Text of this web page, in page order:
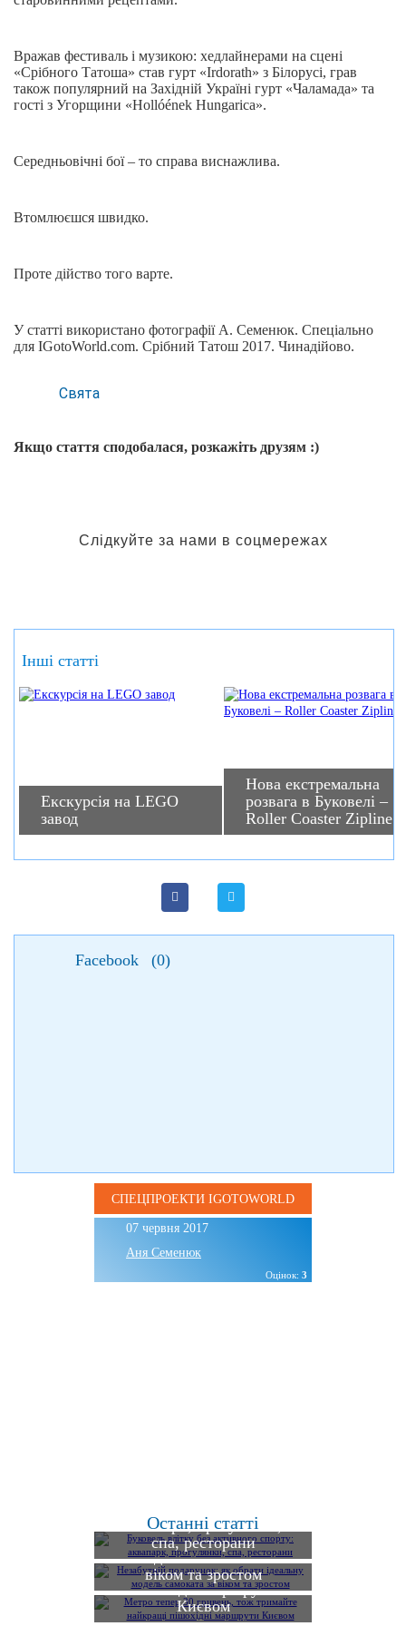
Вражав фестиваль і музикою: хедлайнерами на сцені
«Срібного Татоша» став гурт «Irdorath» з Білорусі, грав
також популярний на Західній Україні гурт «Чаламада» та
гості з Угорщини «Hollóének Hungarica».
Середньовічні бої – то справа виснажлива.
Втомлюєшся швидко.
Проте дійство того варте.
У статті використано фотографії А. Семенюк. Спеціально
для IGotoWorld.com. Срібний Татош 2017. Чинадійово.
Свята
Якщо стаття сподобалася, розкажіть друзям :)
Слідкуйте за нами в соцмережах
Інші статті
Екскурсія на LEGO
завод
Нова екстремальна
розвага в Буковелі –
Roller Coaster Zipline
Facebook (0)
СПЕЦПРОЕКТИ IGOTOWORLD
07 червня 2017
Аня Семенюк
Оцінок: 3
Останні статті
аквапарк, прогулянки,
спа, ресторани
Незабутній подарунок:
як обрати ідеальну
модель самоката за
віком та зростом
Метро тепер 30 гривень,
тож тримайте найкращі
пішохідні маршрути
Києвом